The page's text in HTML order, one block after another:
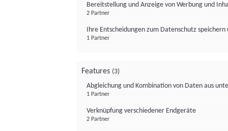
Bereitstellung und Anzeige von Werbung und
2 Partner
Ihre Entscheidungen zum Datenschutz
1 Partner
Features (3)
Abgleichung und Kombination von Daten aus
1 Partner
Verknüpfung verschiedener Endgeräte
2 Partner